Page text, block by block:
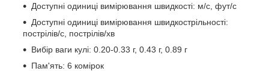
Доступні одиниці вимірювання швидкості: м/с, фут/с
Доступні одиниці вимірювання швидкострільності:
пострілів/с, пострілів/хв
Вибір ваги кулі: 0.20-0.33 г, 0.43 г, 0.89 г
Пам'ять: 6 комірок